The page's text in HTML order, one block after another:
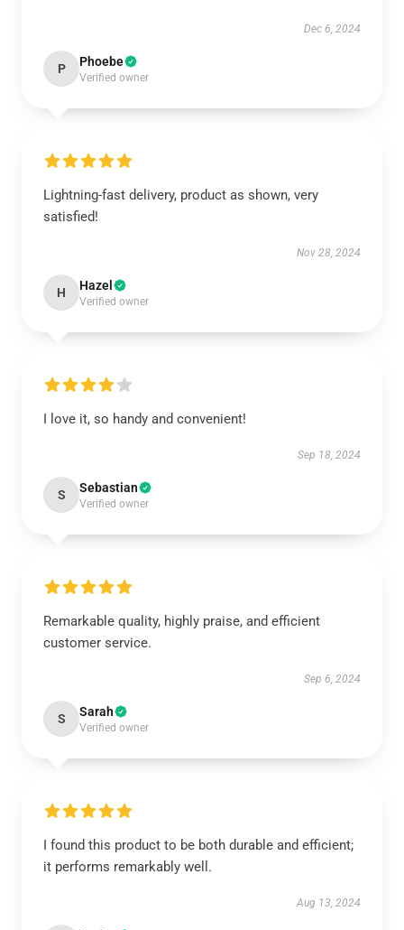
Dec 6, 2024
P Phoebe
Verified owner
Lightning-fast delivery, product as shown, very
satisfied!
Nov 28, 2024
H Hazel
Verified owner
I love it, so handy and convenient!
Sep 18, 2024
S Sebastian
Verified owner
Remarkable quality, highly praise, and efficient
customer service.
Sep 6, 2024
S Sarah
Verified owner
I found this product to be both durable and efficient;
it performs remarkably well.
Aug 13, 2024